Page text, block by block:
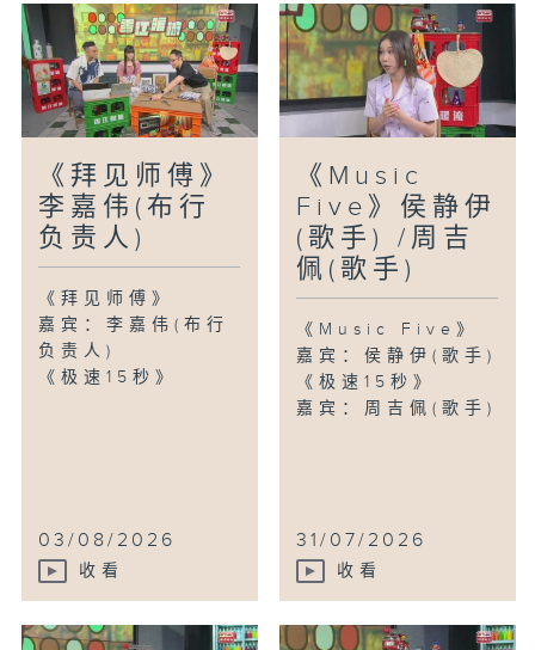
《拜见师傅》
李嘉伟(布行
负责人)
《拜见师傅》
嘉宾：李嘉伟(布行
负责人)
《极速15秒》
03/08/2026
收看
《Music
Five》侯静伊
(歌手) /周吉
佩(歌手)
《Music Five》
嘉宾：侯静伊(歌手)
《极速15秒》
嘉宾：周吉佩(歌手)
31/07/2026
收看